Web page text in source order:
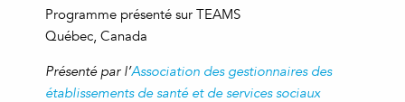
Programme présenté sur TEAMS
Québec, Canada
Présenté par l’Association des gestionnaires des
établissements de santé et de services sociaux